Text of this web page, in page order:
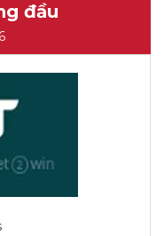
đầu